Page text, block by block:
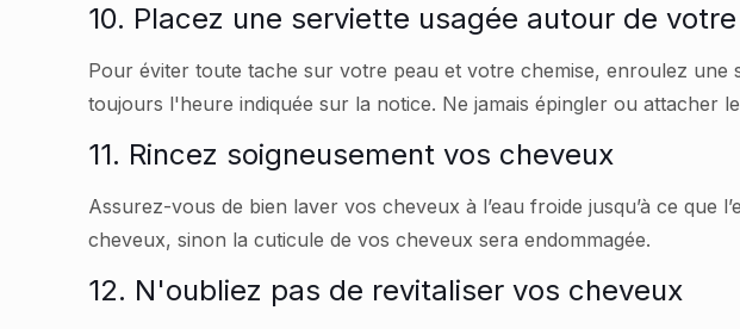
10. Placez une serviette usagée autour de
Pour éviter toute tache sur votre peau et votre chemise, enroulez
toujours l'heure indiquée sur la notice. Ne jamais épingler ou attacher
11. Rincez soigneusement vos cheveux
Assurez-vous de bien laver vos cheveux à l’eau froide jusqu’à ce que
cheveux, sinon la cuticule de vos cheveux sera endommagée.
12. N'oubliez pas de revitaliser vos cheveux